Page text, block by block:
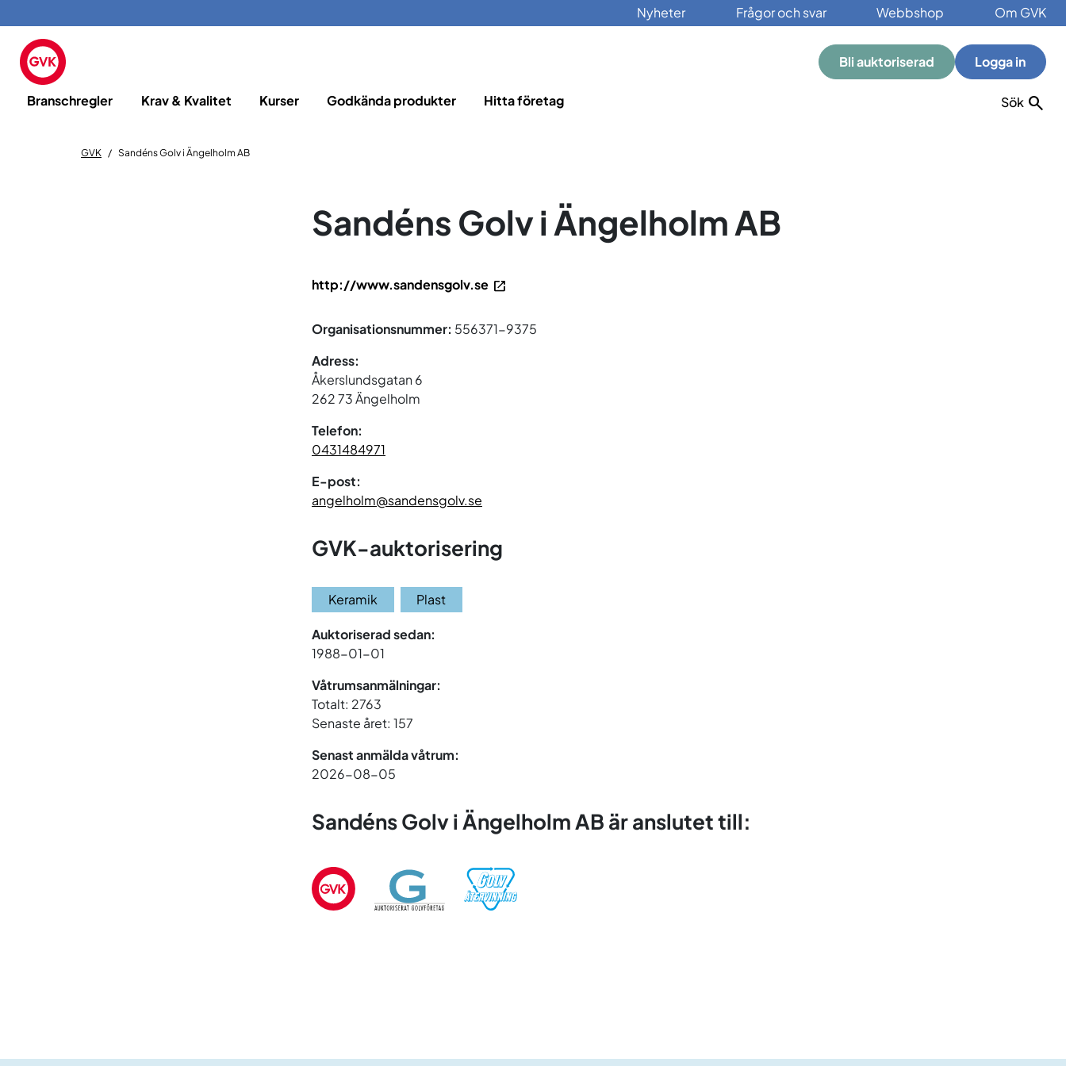
Nyheter Frågor och svar Webbshop Om GVK
Branschregler Krav & Kvalitet Kurser Godkända produkter Hitta företag
Bli auktoriserad Logga in
Sök
GVK Sandéns Golv i Ängelholm AB
Sandéns Golv i Ängelholm AB
http://www.sandensgolv.se
Organisationsnummer: 556371-9375
Adress:
Åkerslundsgatan 6
262 73 Ängelholm
Telefon:
0431484971
E-post:
angelholm@sandensgolv.se
GVK-auktorisering
Keramik Plast
Auktoriserad sedan:
1988-01-01
Våtrumsanmälningar:
Totalt: 2763
Senaste året: 157
Senast anmälda våtrum:
2026-08-05
Sandéns Golv i Ängelholm AB är anslutet till: